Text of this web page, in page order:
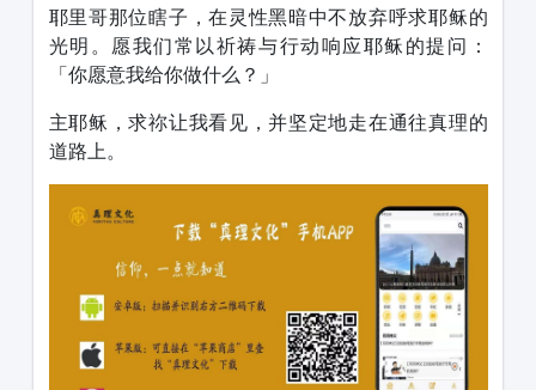
耶里哥那位瞎子，在灵性黑暗中不放弃呼求耶稣的
光明。愿我们常以祈祷与行动响应耶稣的提问：
「你愿意我给你做什么？」
主耶稣，求祢让我看见，并坚定地走在通往真理的
道路上。